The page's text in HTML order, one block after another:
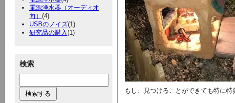
電源浄水器（オーディオ
向） (4)
USBのノイズ(1)
研究品の購入(1)
検索
もし、見つけることができても特に特